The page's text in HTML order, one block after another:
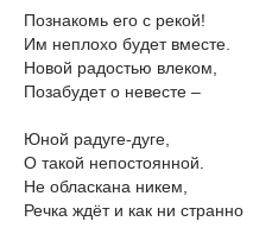
Познакомь его с рекой!
Им неплохо будет вместе.
Новой радостью влеком,
Позабудет о невесте –
Юной радуге-дуге,
О такой непостоянной.
Не обласкана никем,
Речка ждёт и как ни странно